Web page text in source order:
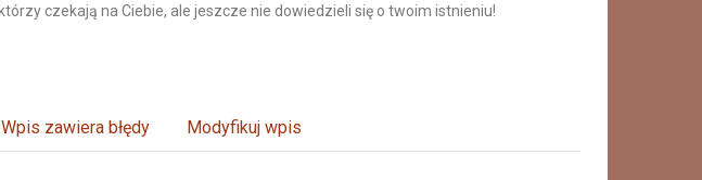
którzy czekają na Ciebie, ale jeszcze nie dowiedzieli się o twoim istnieniu!
Wpis zawiera błędy Modyfikuj wpis